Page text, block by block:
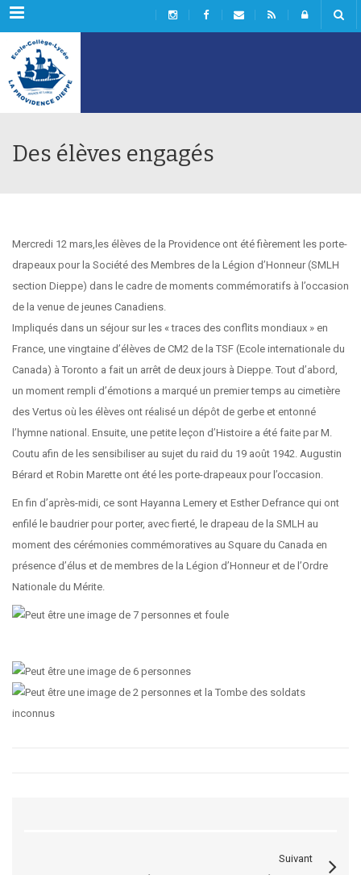
Menu
Des élèves engagés
Mercredi 12 mars,les élèves de la Providence ont été fièrement les porte-
drapeaux pour la Société des Membres de la Légion d’Honneur (SMLH
section Dieppe) dans le cadre de moments commémoratifs à l’occasion
de la venue de jeunes Canadiens.
Impliqués dans un séjour sur les « traces des conflits mondiaux » en
France, une vingtaine d’élèves de CM2 de la TSF (Ecole internationale du
Canada) à Toronto a fait un arrêt de deux jours à Dieppe. Tout d’abord,
un moment rempli d’émotions a marqué un premier temps au cimetière
des Vertus où les élèves ont réalisé un dépôt de gerbe et entonné
l’hymne national. Ensuite, une petite leçon d’Histoire a été faite par M.
Coutu afin de les sensibiliser au sujet du raid du 19 août 1942. Augustin
Bérard et Robin Marette ont été les porte-drapeaux pour l’occasion.
En fin d’après-midi, ce sont Hayanna Lemery et Esther Defrance qui ont
enfilé le baudrier pour porter, avec fierté, le drapeau de la SMLH au
moment des cérémonies commémoratives au Square du Canada en
présence d’élus et de membres de la Légion d’Honneur et de l’Ordre
Nationale du Mérite.
Suivant